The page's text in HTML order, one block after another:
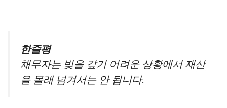
한줄평
채무자는 빚을 갚기 어려운 상황에서 재산
을 몰래 넘겨서는 안 됩니다.